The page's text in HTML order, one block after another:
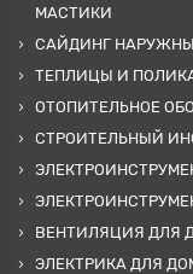
МАСТИКИ
САЙДИНГ
ТЕПЛИЦЫ И
ОТОПИТЕЛЬНОЕ
СТРОИТЕЛЬНЫЙ
ВЕНТИЛЯЦИЯ ДЛЯ
ЭЛЕКТРИКА ДЛЯ